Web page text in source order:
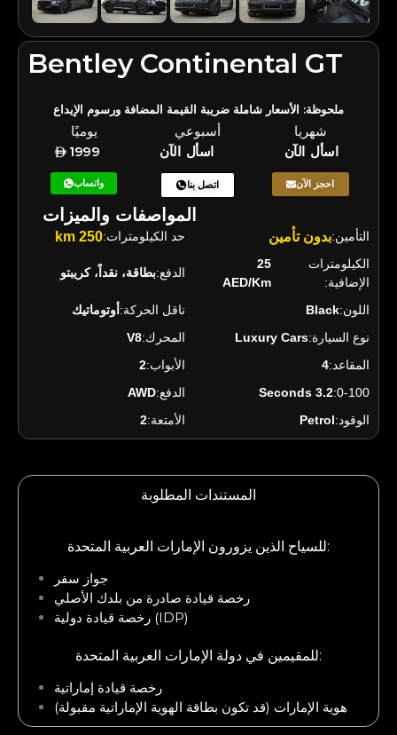
Bentley Continental GT
ملحوظة: الأسعار شاملة ضريبة القيمة المضافة ورسوم الإيداع
يوميًا أسبوعي
شهريا
1999
اسأل الآن اسأل الآن
واتساب اتصل بنا احجز الآن
المواصفات والميزات
التأمين:بدون تأمين حد الكيلومترات:250 km
الكيلومترات
الإضافية:
25
AED/Km
الدفع:بطاقة، نقداً، كريبتو
اللون:Black ناقل الحركة: أوتوماتيك
نوع السيارة:Luxury Cars المحرك:V8
المقاعد:4 الأبواب:2
0-100:
3.2 Seconds الدفع:AWD
الوقود:Petrol الأمتعة:2
المستندات المطلوبة
للسياح الذين يزورون الإمارات العربية المتحدة:
جواز سفر
رخصة قيادة صادرة من بلدك الأصلي
رخصة قيادة دولية (IDP)
للمقيمين في دولة الإمارات العربية المتحدة:
رخصة قيادة إماراتية
هوية الإمارات (قد تكون بطاقة الهوية الإماراتية مقبولة)